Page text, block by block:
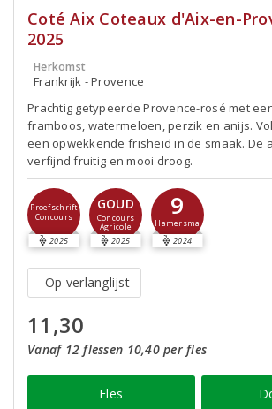
Coté Aix Coteaux d'Aix-en-
2025
Herkomst
Frankrijk - Provence
Prachtig getypeerde Provence-rosé met
framboos, watermeloen, perzik en anijs.
een opwekkende frisheid in de smaak. De
verfijnd fruitig en mooi droog.
Proefschrift
Concours
2025
GOUD
Concours
Agricole
2025
9
Hamersma
2024
Op verlanglijst
11,30
Vanaf 12 flessen 10,40 per fles
Fles